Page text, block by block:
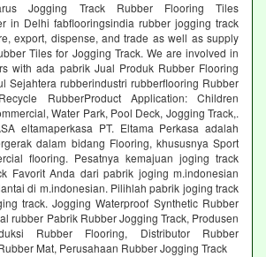
Jogging Track Rubber Flooring Tiles
in Delhi fabflooringsindia rubber jogging track
export, dispense, and trade as well as supply
Tiles for Jogging Track. We are involved in
with ada pabrik Jual Produk Rubber Flooring
Sejahtera rubberindustri rubberflooring Rubber
RubberProduct Application: Children
Water Park, Pool Deck, Jogging Track,.
eltamaperkasa PT. Eltama Perkasa adalah
dalam bidang Flooring, khususnya Sport
flooring. Pesatnya kemajuan joging track
Favorit Anda dari pabrik joging m.indonesian
di m.indonesian. Pilihlah pabrik joging track
track. Jogging Waterproof Synthetic Rubber
rubber Pabrik Rubber Jogging Track, Produsen
Rubber Flooring, Distributor Rubber
Mat, Perusahaan Rubber Jogging Track